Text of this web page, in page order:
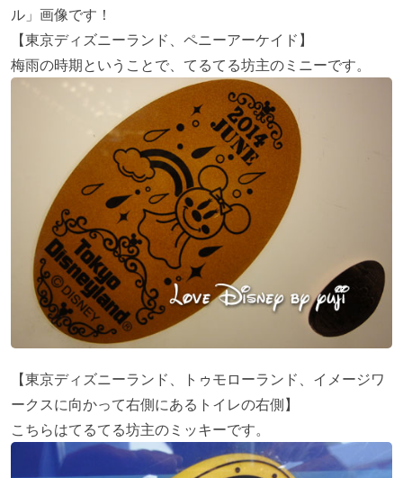
ル」画像です！
【東京ディズニーランド、ペニーアーケイド】
梅雨の時期ということで、てるてる坊主のミニーです。
【東京ディズニーランド、トゥモローランド、イメージワ
ークスに向かって右側にあるトイレの右側】
こちらはてるてる坊主のミッキーです。